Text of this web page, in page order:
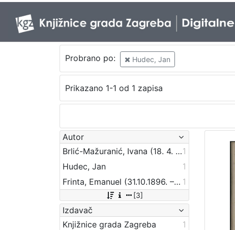
Probrano po: Hudec, Jan
Prikazano 1-1 od 1 zapisa
Autor
Brlić-Mažuranić, Ivana (18. 4. 1874. – 21. 9. 1938.)1
Hudec, Jan
1
Frinta, Emanuel (31.10.1896. – 3.2.1970.) 1
[3]
Izdavač
Knjižnice grada Zagreba
1